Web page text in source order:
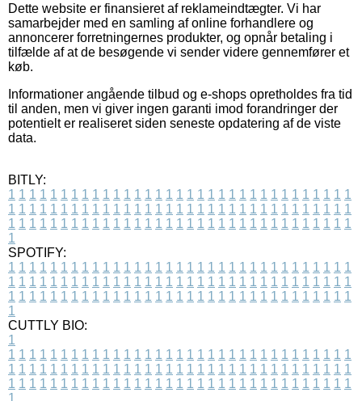
Dette website er finansieret af reklameindtægter. Vi har
samarbejder med en samling af online forhandlere og
annoncerer forretningernes produkter, og opnår betaling i
tilfælde af at de besøgende vi sender videre gennemfører et
køb.
Informationer angående tilbud og e-shops opretholdes fra tid
til anden, men vi giver ingen garanti imod forandringer der
potentielt er realiseret siden seneste opdatering af de viste
data.
BITLY:
1 1 1 1 1 1 1 1 1 1 1 1 1 1 1 1 1 1 1 1 1 1 1 1 1 1 1 1 1 1 1 1 1
1 1 1 1 1 1 1 1 1 1 1 1 1 1 1 1 1 1 1 1 1 1 1 1 1 1 1 1 1 1 1 1 1
1 1 1 1 1 1 1 1 1 1 1 1 1 1 1 1 1 1 1 1 1 1 1 1 1 1 1 1 1 1 1 1 1
1
SPOTIFY:
1 1 1 1 1 1 1 1 1 1 1 1 1 1 1 1 1 1 1 1 1 1 1 1 1 1 1 1 1 1 1 1 1
1 1 1 1 1 1 1 1 1 1 1 1 1 1 1 1 1 1 1 1 1 1 1 1 1 1 1 1 1 1 1 1 1
1 1 1 1 1 1 1 1 1 1 1 1 1 1 1 1 1 1 1 1 1 1 1 1 1 1 1 1 1 1 1 1 1
1
CUTTLY BIO:
1
1 1 1 1 1 1 1 1 1 1 1 1 1 1 1 1 1 1 1 1 1 1 1 1 1 1 1 1 1 1 1 1 1
1 1 1 1 1 1 1 1 1 1 1 1 1 1 1 1 1 1 1 1 1 1 1 1 1 1 1 1 1 1 1 1 1
1 1 1 1 1 1 1 1 1 1 1 1 1 1 1 1 1 1 1 1 1 1 1 1 1 1 1 1 1 1 1 1 1
1